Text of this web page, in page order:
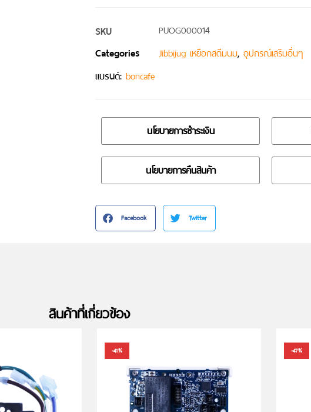
SKU PUOG000014
Categories Jibbijug เหยือกสตีมนม, อุปกรณ์เสริมอื่นๆ
แบรนด์: boncafe
นโยบายการชำระเงิน
นโยบายการคืนสินค้า
Facebook Twitter
สินค้าที่เกี่ยวข้อง
-41% -47%